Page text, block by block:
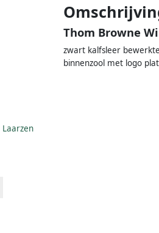
Laarzen
Thom Browne
zwart kalfsleer
binnenzool met logo